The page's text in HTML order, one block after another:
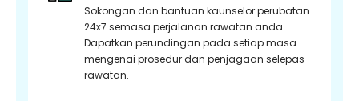
Sokongan dan bantuan kaunselor perubatan
24x7 semasa perjalanan rawatan anda.
Dapatkan perundingan pada setiap masa
mengenai prosedur dan penjagaan selepas
rawatan.